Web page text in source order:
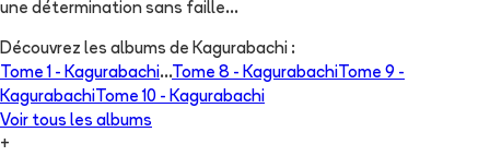
une détermination sans faille...
Découvrez les albums de Kagurabachi :
Tome 1 - Kagurabachi...Tome 8 - Kagurabachi Tome 9 -
Kagurabachi Tome 10 - Kagurabachi
Voir tous les albums
+